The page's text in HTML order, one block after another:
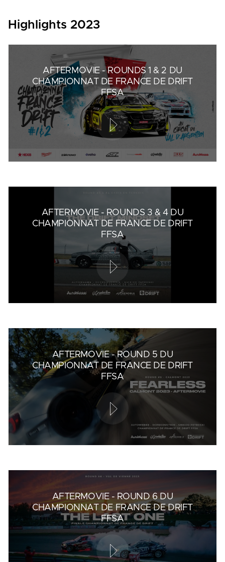
Highlights 2023
AFTERMOVIE - ROUNDS 1 & 2 DU
CHAMPIONNAT DE FRANCE DE DRIFT
FFSA
AFTERMOVIE - ROUNDS 3 & 4 DU
CHAMPIONNAT DE FRANCE DE DRIFT
FFSA
AFTERMOVIE - ROUND 5 DU
CHAMPIONNAT DE FRANCE DE DRIFT
FFSA
AFTERMOVIE - ROUND 6 DU
CHAMPIONNAT DE FRANCE DE DRIFT
FFSA